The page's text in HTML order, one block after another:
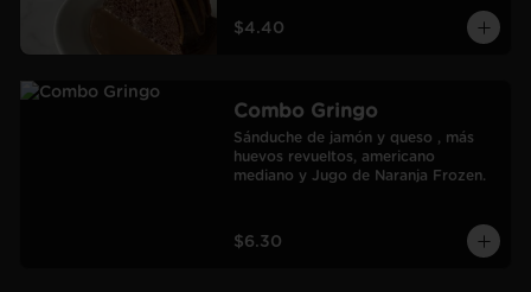
$4.40
Combo Gringo
Sánduche de jamón y queso , más
huevos revueltos, americano
mediano y Jugo de Naranja Frozen.
$6.30